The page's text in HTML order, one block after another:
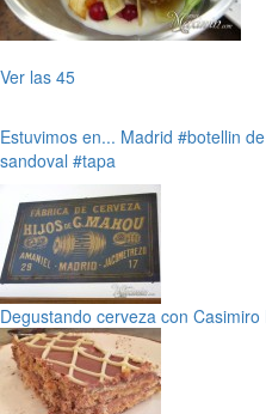
Ver las 45
Estuvimos en... Madrid #botellin
sandoval #tapa
Degustando cerveza con